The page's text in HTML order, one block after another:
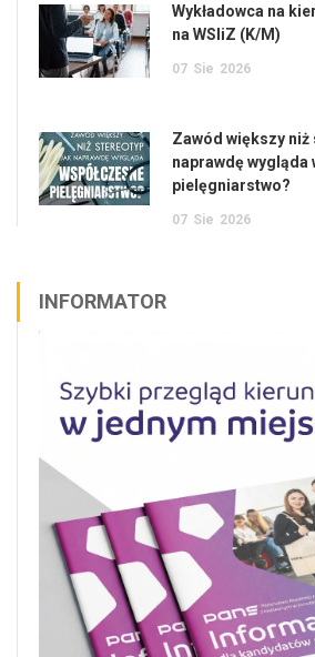
Wykładowca na
na WSIiZ (K/M)
07 Sie 2026
Zawód większy
naprawdę wygląda
pielęgniarstwo?
07 Sie 2026
INFORMATOR